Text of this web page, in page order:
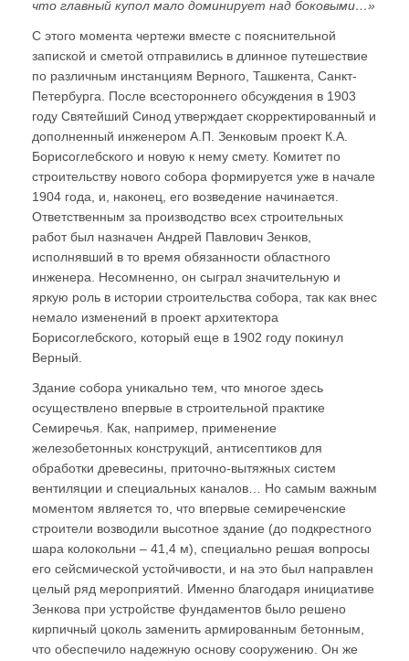
что главный купол мало доминирует над боковыми…»
С этого момента чертежи вместе с пояснительной
запиской и сметой отправились в длинное путешествие
по различным инстанциям Верного, Ташкента, Санкт-
Петербурга. После всестороннего обсуждения в 1903
году Святейший Синод утверждает скорректированный и
дополненный инженером А.П. Зенковым проект К.А.
Борисоглебского и новую к нему смету. Комитет по
строительству нового собора формируется уже в начале
1904 года, и, наконец, его возведение начинается.
Ответственным за производство всех строительных
работ был назначен Андрей Павлович Зенков,
исполнявший в то время обязанности областного
инженера. Несомненно, он сыграл значительную и
яркую роль в истории строительства собора, так как внес
немало изменений в проект архитектора
Борисоглебского, который еще в 1902 году покинул
Верный.
Здание собора уникально тем, что многое здесь
осуществлено впервые в строительной практике
Семиречья. Как, например, применение
железобетонных конструкций, антисептиков для
обработки древесины, приточно-вытяжных систем
вентиляции и специальных каналов… Но самым важным
моментом является то, что впервые семиреченские
строители возводили высотное здание (до подкрестного
шара колокольни – 41,4 м), специально решая вопросы
его сейсмической устойчивости, и на это был направлен
целый ряд мероприятий. Именно благодаря инициативе
Зенкова при устройстве фундаментов было решено
кирпичный цоколь заменить армированным бетонным,
что обеспечило надежную основу сооружению. Он же